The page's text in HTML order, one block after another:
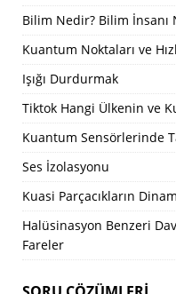
Bilim Nedir? Bilim İnsanı
Kuantum Noktaları ve
Işığı Durdurmak
Tiktok Hangi Ülkenin ve
Kuantum Sensörlerinde
Ses İzolasyonu
Kuasi Parçacıkların
Halüsinasyon Benzeri
Fareler